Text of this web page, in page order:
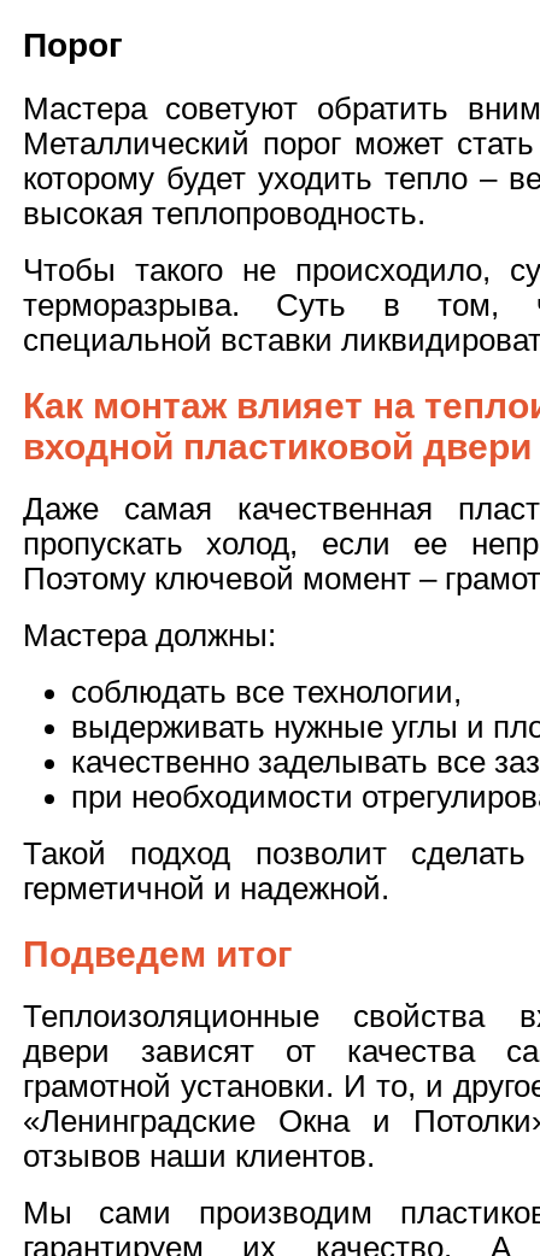
Порог
Мастера советуют обратить
Металлический порог может
которому будет уходить тепло –
высокая теплопроводность.
Чтобы такого не происходило,
терморазрыва. Суть в
специальной вставки
Как монтаж влияет на
входной пластиковой двери
Даже самая качественная
пропускать холод, если ее
Поэтому ключевой момент –
Мастера должны:
соблюдать все технологии,
выдерживать нужные углы и
качественно заделывать все
при необходимости
Такой подход позволит
герметичной и надежной.
Подведем итог
Теплоизоляционные свойства
двери зависят от качества
грамотной установки. И то, и
«Ленинградские Окна и
отзывов наши клиентов.
Мы сами производим
гарантируем их качество.